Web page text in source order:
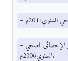
– اليمن، وزارة الصحة العامة والسكان ، التقرير الإحصائي الصحي
السنوي2006م.